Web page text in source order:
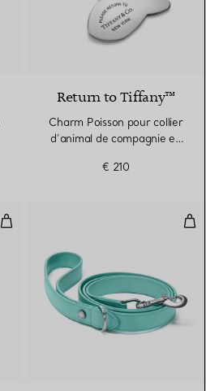
Return to Tiffany™
Charm Poisson pour collier
d’animal de compagnie en
€ 210
Charm Cœur pour collier